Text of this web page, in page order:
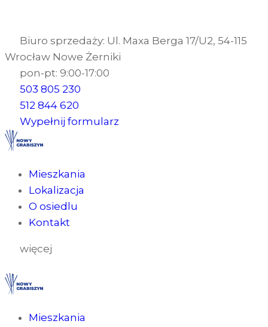
Biuro sprzedaży: Ul. Maxa Berga 17/U2, 54-115
Wrocław Nowe Żerniki
pon-pt: 9:00-17:00
503 805 230
512 844 620
Wypełnij formularz
Mieszkania
Lokalizacja
O osiedlu
Kontakt
więcej
Mieszkania